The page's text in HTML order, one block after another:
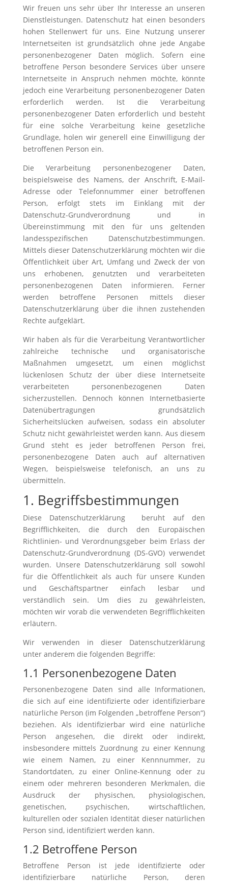
Wir freuen uns sehr über Ihr Interesse an unseren
Dienstleistungen. Datenschutz hat einen besonders
hohen Stellenwert für uns. Eine Nutzung unserer
Internetseiten ist grundsätzlich ohne jede Angabe
personenbezogener Daten möglich. Sofern eine
betroffene Person besondere Services über unsere
Internetseite in Anspruch nehmen möchte, könnte
jedoch eine Verarbeitung personenbezogener Daten
erforderlich werden. Ist die Verarbeitung
personenbezogener Daten erforderlich und besteht
für eine solche Verarbeitung keine gesetzliche
Grundlage, holen wir generell eine Einwilligung der
betroffenen Person ein.
Die Verarbeitung personenbezogener Daten,
beispielsweise des Namens, der Anschrift, E-Mail-
Adresse oder Telefonnummer einer betroffenen
Person, erfolgt stets im Einklang mit der
Datenschutz-Grundverordnung und in
Übereinstimmung mit den für uns geltenden
landesspezifischen Datenschutzbestimmungen.
Mittels dieser Datenschutzerklärung möchten wir die
Öffentlichkeit über Art, Umfang und Zweck der von
uns erhobenen, genutzten und verarbeiteten
personenbezogenen Daten informieren. Ferner
werden betroffene Personen mittels dieser
Datenschutzerklärung über die ihnen zustehenden
Rechte aufgeklärt.
Wir haben als für die Verarbeitung Verantwortlicher
zahlreiche technische und organisatorische
Maßnahmen umgesetzt, um einen möglichst
lückenlosen Schutz der über diese Internetseite
verarbeiteten personenbezogenen Daten
sicherzustellen. Dennoch können Internetbasierte
Datenübertragungen grundsätzlich
Sicherheitslücken aufweisen, sodass ein absoluter
Schutz nicht gewährleistet werden kann. Aus diesem
Grund steht es jeder betroffenen Person frei,
personenbezogene Daten auch auf alternativen
Wegen, beispielsweise telefonisch, an uns zu
übermitteln.
1. Begriffsbestimmungen
Diese Datenschutzerklärung beruht auf den
Begrifflichkeiten, die durch den Europäischen
Richtlinien- und Verordnungsgeber beim Erlass der
Datenschutz-Grundverordnung (DS-GVO) verwendet
wurden. Unsere Datenschutzerklärung soll sowohl
für die Öffentlichkeit als auch für unsere Kunden
und Geschäftspartner einfach lesbar und
verständlich sein. Um dies zu gewährleisten,
möchten wir vorab die verwendeten Begrifflichkeiten
erläutern.
Wir verwenden in dieser Datenschutzerklärung
unter anderem die folgenden Begriffe:
1.1 Personenbezogene Daten
Personenbezogene Daten sind alle Informationen,
die sich auf eine identifizierte oder identifizierbare
natürliche Person (im Folgenden „betroffene Person“)
beziehen. Als identifizierbar wird eine natürliche
Person angesehen, die direkt oder indirekt,
insbesondere mittels Zuordnung zu einer Kennung
wie einem Namen, zu einer Kennnummer, zu
Standortdaten, zu einer Online-Kennung oder zu
einem oder mehreren besonderen Merkmalen, die
Ausdruck der physischen, physiologischen,
genetischen, psychischen, wirtschaftlichen,
kulturellen oder sozialen Identität dieser natürlichen
Person sind, identifiziert werden kann.
1.2 Betroffene Person
Betroffene Person ist jede identifizierte oder
identifizierbare natürliche Person, deren